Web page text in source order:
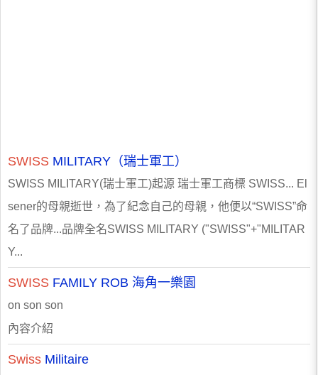
SWISS MILITARY（瑞士軍工）
SWISS MILITARY(瑞士軍工)起源 瑞士軍工商標 SWISS... El
sener的母親逝世，為了紀念自己的母親，他便以“SWISS”命
名了品牌...品牌全名SWISS MILITARY ("SWISS"+"MILITAR
Y...
SWISS FAMILY ROB 海角一樂園
on son son
內容介紹
Swiss Militaire